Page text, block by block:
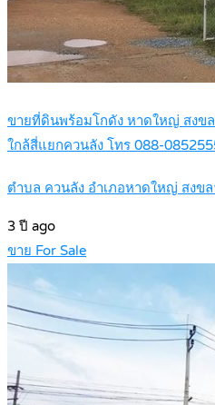
ขายที่ดินพร้อมโกดัง หาดใหญ่ สงข
ใกล้สี่แยกควนลัง โทร 088-
ตำบล ควนลัง อำเภอหาดใหญ่ สงขล
3 ปี ago
ขาย For Sale